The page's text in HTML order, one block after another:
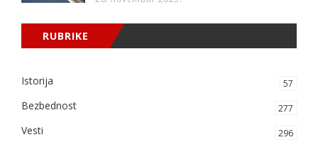
RUBRIKE
Istorija 57
Bezbednost 277
Vesti 296